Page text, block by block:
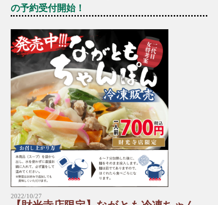
レギュラー：1,700円（税込）
ハーフ：850円（税込）
▶︎炭焼鶏たたき
レギュラー：1,200円（税込）
ハーフ：600円（税込）
▶︎炭焼地鶏たたき
レギュラー：1,700円（税込）
ハーフ：850円（税込）
▶︎炭焼鶏ミックス
レギュラー：1,300円（税込）
の予約受付開始！
＼☆☆12月といえばクリスマス！☆☆／
クリスマスパーティーの主役に、厳選した新鮮な若
鶏を一羽丸ごと贅沢に使った「若鶏の丸鶏唐揚げ」
はいかがですか？
ご家族やお友達、大切な人との特別な時間にどうぞ♪
*+:*+:*+:【予約受付中メニュー】*+:*+:*+:
▶︎若鶏の丸鶏唐揚げ（数量限定）
一羽：1430円（税込）
半身：830円（税込）
※予約数が予定に達した場合、締め切らせていただ
きます。ご了承ください。
2022/10/27